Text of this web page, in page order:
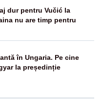
dur pentru Vučić la
nu are timp pentru
în Ungaria. Pe cine
la președinție